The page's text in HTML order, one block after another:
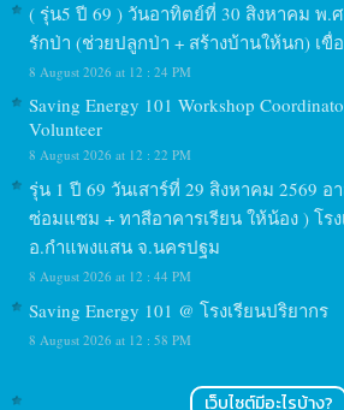
( รุ่น5 ปี 69 ) วันอาทิตย์ที่ 30 สิงหาคม พ.
รักป่า (ช่วยปลูกป่า + สร้างบ้านให้นก) เ
8 August 2026 at 12 : 24 PM
Saving Energy 101 Workshop
Volunteer
8 August 2026 at 12 : 22 PM
รุ่น 1 ปี 69 วันเสาร์ที่ 29 สิงหาคม 2569
ซ่อมแซม + ทาสีอาคารเรียน ให้น้อง ) โร
อ.กำแพงแสน จ.นครปฐม
8 August 2026 at 12 : 44 PM
Saving Energy 101 @ โรงเรียนปริยากร
8 August 2026 at 12 : 58 PM
เว็บไซต์มีอะไรบ้าง?